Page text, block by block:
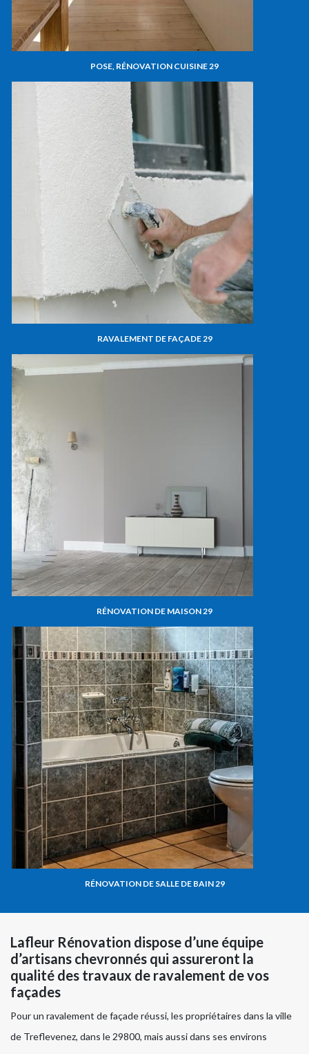
POSE, RÉNOVATION CUISINE 29
RAVALEMENT DE FAÇADE 29
RÉNOVATION DE MAISON 29
RÉNOVATION DE SALLE DE BAIN 29
Lafleur Rénovation dispose d’une équipe
d’artisans chevronnés qui assureront la
qualité des travaux de ravalement de vos
façades
Pour un ravalement de façade réussi, les propriétaires dans la ville
de Treflevenez, dans le 29800, mais aussi dans ses environs